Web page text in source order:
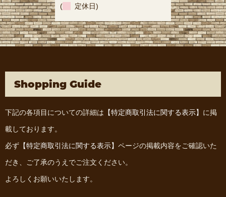
( 定休日)
Shopping Guide
下記の各項目についての詳細は 【特定商取引法に関する表示】 に掲
載しております。
必ず 【特定商取引法に関する表示】 ページの掲載内容をご確認いた
だき、ご了承のうえでご注文ください。
よろしくお願いいたします。